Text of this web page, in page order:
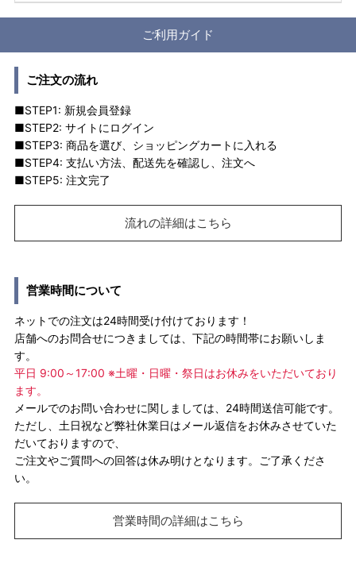
ご利用ガイド
ご注文の流れ
■STEP1: 新規会員登録
■STEP2: サイトにログイン
■STEP3: 商品を選び、ショッピングカートに入れる
■STEP4: 支払い方法、配送先を確認し、注文へ
■STEP5: 注文完了
流れの詳細はこちら
営業時間について
ネットでの注文は24時間受け付けております！
店舗へのお問合せにつきましては、下記の時間帯にお願いしま
す。
平日 9:00～17:00 ※土曜・日曜・祭日はお休みをいただいており
ます。
メールでのお問い合わせに関しましては、24時間送信可能です。
ただし、土日祝など弊社休業日はメール返信をお休みさせていた
だいておりますので、
ご注文やご質問への回答は休み明けとなります。ご了承くださ
い。
営業時間の詳細はこちら